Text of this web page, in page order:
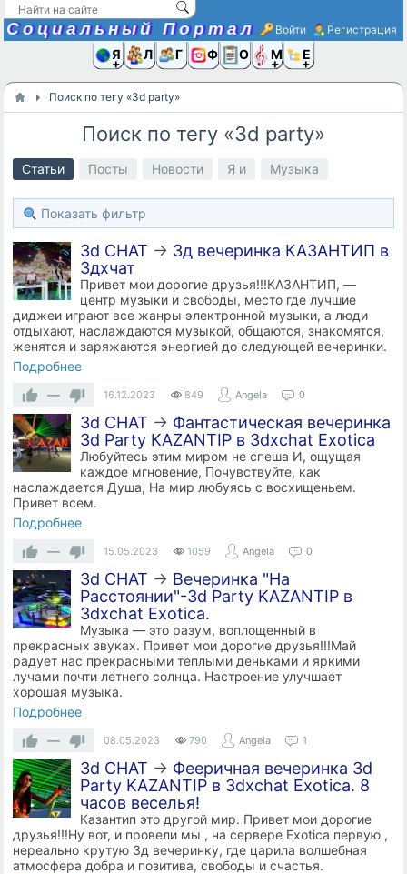
Социальный Портал Войти Регистрация
Я иЛюди
Группы
Фото Ещё
Поиск по тегу «3d party»
Поиск по тегу «3d party»
Статьи Посты Новости Я и Музыка
Показать фильтр
3d CHAT → 3д вечеринка КАЗАНТИП в
3дхчат
Привет мои дорогие друзья!!!КАЗАНТИП, —
центр музыки и свободы, место где лучшие
диджеи играют все жанры электронной музыки, а люди
отдыхают, наслаждаются музыкой, общаются, знакомятся,
женятся и заряжаются энергией до следующей вечеринки.
Подробнее
—
16.12.2023 849 Angela 0
3d CHAT → Фантастическая вечеринка
3d Party KAZANTIP в 3dxchat Exotica
Любуйтесь этим миром не спеша И, ощущая
каждое мгновение, Почувствуйте, как
наслаждается Душа, На мир любуясь с восхищеньем.
Привет всем.
Подробнее
—
15.05.2023 1059 Angela 0
3d CHAT → Вечеринка "На
Расстоянии"-3d Party KAZANTIP в
3dxchat Exotica.
Музыка — это разум, воплощенный в
прекрасных звуках. Привет мои дорогие друзья!!!Май
радует нас прекрасными теплыми деньками и яркими
лучами почти летнего солнца. Настроение улучшает
хорошая музыка.
Подробнее
—
08.05.2023 790 Angela 1
3d CHAT → Фееричная вечеринка 3d
Party KAZANTIP в 3dxchat Exotica. 8
часов веселья!
Казантип это другой мир. Привет мои дорогие
друзья!!!Ну вот, и провели мы , на сервере Exotica первую ,
нереально крутую 3д вечеринку, где царила волшебная
атмосфера добра и позитива, свободы и счастья.